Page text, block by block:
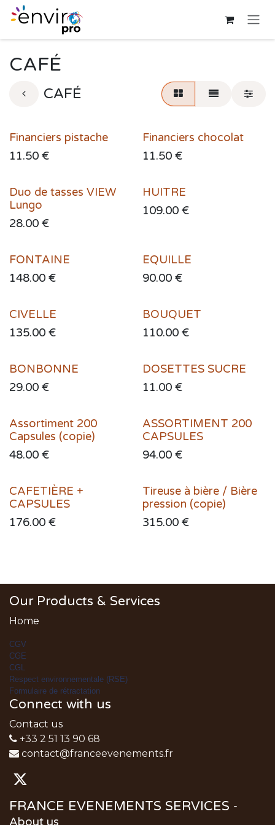
Skip to Content
CAFÉ
CAFÉ
Sale
Financiers pistache
11.50 €
Sale
Financiers chocolat
11.50€
Sale
Duo de tasses VIEW
Lungo
28.00 €
HUITRE
109.00€
FONTAINE
148.00 €
EQUILLE
90.00€
CIVELLE
135.00 €
BOUQUET
110.00€
BONBONNE
29.00 €
Sale
DOSETTES SUCRE
11.00€
Sale
Assortiment 200
Capsules (copie)
48.00 €
Sale
ASSORTIMENT 200
CAPSULES
94.00€
CAFETIÈRE +
CAPSULES
176.00 €
Tireuse à bière / Bière
pression (copie)
315.00€
Our Products & Services
Home
CGV
CGE
CGL
Respect environnementale (RSE)
Formulaire de rétractation
Connect with us
Contact us
+33 2 51 13 90 68
contact@franceevenements.fr
FRANCE EVENEMENTS SERVICES -
About us